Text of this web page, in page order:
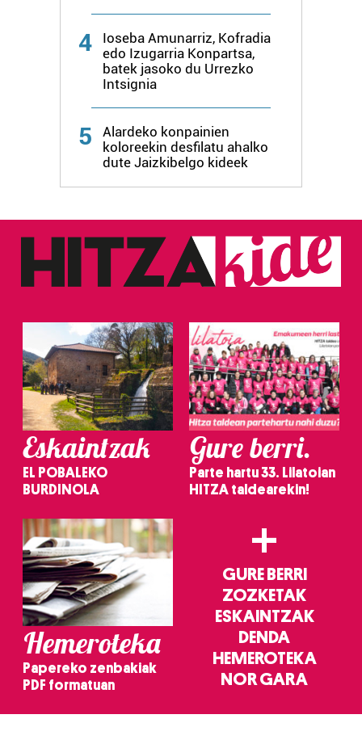
4
Ioseba Amunarriz, Kofradia
edo Izugarria Konpartsa,
batek jasoko du Urrezko
Intsignia
5
Alardeko konpainien
koloreekin desfilatu ahalko
dute Jaizkibelgo kideek
Eskaintzak
EL POBALEKO
BURDINOLA
Gure berri.
Parte hartu 33. Lilatoian
HITZA taldearekin!
Hemeroteka
Papereko zenbakiak
PDF formatuan
+
GURE BERRI
ZOZKETAK
ESKAINTZAK
DENDA
HEMEROTEKA
NOR GARA